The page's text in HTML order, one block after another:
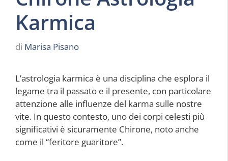
Karmica
di Marisa Pisano
L’astrologia karmica è una disciplina che esplora il
legame tra il passato e il presente, con particolare
attenzione alle influenze del karma sulle nostre
vite. In questo contesto, uno dei corpi celesti più
significativi è sicuramente Chirone, noto anche
come il “feritore guaritore”.